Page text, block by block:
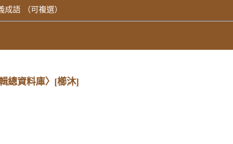
成語 （可複選）
總資料庫〉 [櫛沐]